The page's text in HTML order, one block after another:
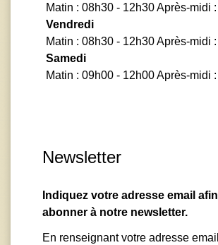
Matin : 08h30 - 12h30 Après-midi
Vendredi
Matin : 08h30 - 12h30 Après-midi
Samedi
Matin : 09h00 - 12h00 Après-midi
Newsletter
Indiquez votre adresse email
abonner à notre newsletter.
En renseignant votre adresse